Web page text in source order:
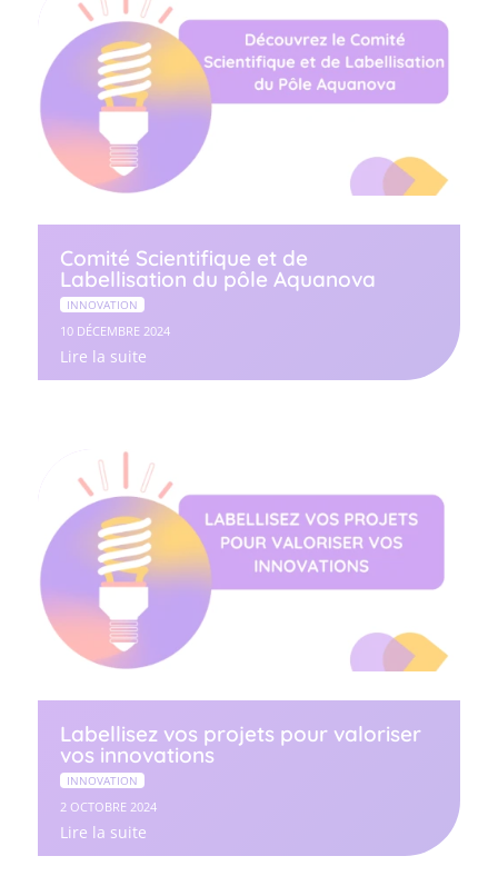
Comité Scientifique et de
Labellisation du pôle Aquanova
INNOVATION
10 DÉCEMBRE 2024
Lire la suite
Labellisez vos projets pour valoriser
vos innovations
INNOVATION
2 OCTOBRE 2024
Lire la suite